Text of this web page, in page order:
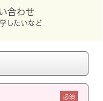
合わせ
したいなど
必須